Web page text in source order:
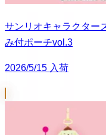
サンリオキャラクタ
み付ポーチvol.3
2026/5/15 入荷